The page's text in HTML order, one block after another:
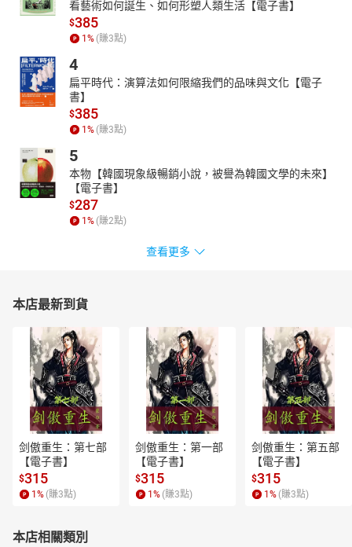
看藝術如何誕生、如何形塑人類生活【電子書】
$385
1 % (賺3點)
4
扁平時代：演算法如何限縮我們的品味與文化【電子
書】
$385
1 % (賺3點)
5
本物【韓國現象級暢銷小說，被譽為韓國文學的未來】
【電子書】
$287
1 % (賺2點)
查看更多
本店最新到貨
剑傲重生：第七部
【電子書】
$315
1 % (賺3點)
剑傲重生：第一部
【電子書】
$315
1 % (賺3點)
剑傲重生：第五部
【電子書】
$315
1 % (賺3點)
本店相關類別